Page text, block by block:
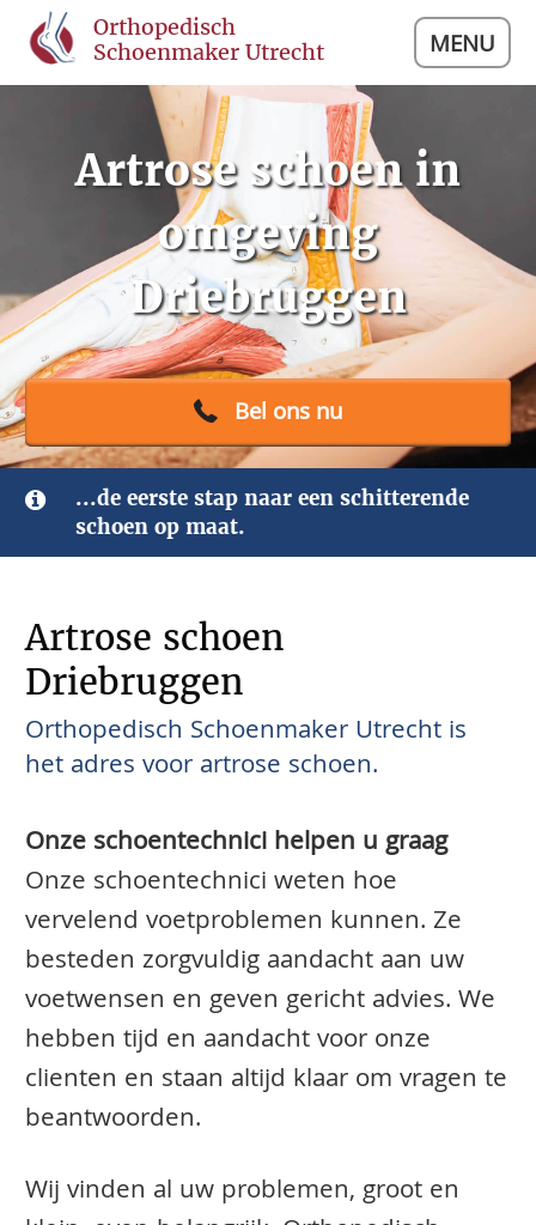
Orthopedisch
Schoenmaker Utrecht
MENU
Artrose schoen in
omgeving
Driebruggen
Bel ons nu
...de eerste stap naar een schitterende
schoen op maat.
Artrose schoen
Driebruggen
Orthopedisch Schoenmaker Utrecht is
het adres voor artrose schoen.
Onze schoentechnici helpen u graag
Onze schoentechnici weten hoe
vervelend voetproblemen kunnen. Ze
besteden zorgvuldig aandacht aan uw
voetwensen en geven gericht advies. We
hebben tijd en aandacht voor onze
clienten en staan altijd klaar om vragen te
beantwoorden.
Wij vinden al uw problemen, groot en